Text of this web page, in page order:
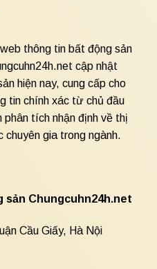
thông tin bất động sản
cập nhật
hiện nay, cung cấp cho
tin chính xác từ chủ đầu
tích nhận định về thị
gia trong ngành.
sản Chungcuhn24h.net
Cầu Giấy, Hà Nội